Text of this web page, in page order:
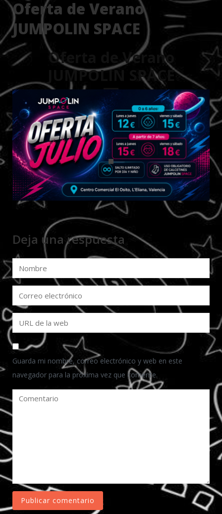
Oferta de Verano
JUMPOLIN SPACE
Oferta de Verano
JUMPOLIN SPACE
Deja una respuesta
Guarda mi nombre, correo electrónico y web en este
navegador para la próxima vez que comente.